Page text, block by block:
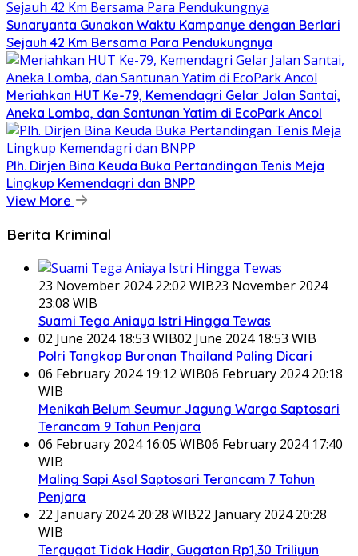
Sunaryanta Gunakan Waktu Kampanye dengan Berlari
Sejauh 42 Km Bersama Para Pendukungnya
Meriahkan HUT Ke-79, Kemendagri Gelar Jalan Santai,
Aneka Lomba, dan Santunan Yatim di EcoPark Ancol
Plh. Dirjen Bina Keuda Buka Pertandingan Tenis Meja
Lingkup Kemendagri dan BNPP
View More
Berita Kriminal
23 November 2024 22:02 WIB23 November 2024
23:08 WIB
Suami Tega Aniaya Istri Hingga Tewas
02 June 2024 18:53 WIB02 June 2024 18:53 WIB
Polri Tangkap Buronan Thailand Paling Dicari
06 February 2024 19:12 WIB06 February 2024 20:18
WIB
Menikah Belum Seumur Jagung Warga Saptosari
Terancam 9 Tahun Penjara
06 February 2024 16:05 WIB06 February 2024 17:40
WIB
Maling Sapi Asal Saptosari Terancam 7 Tahun
Penjara
22 January 2024 20:28 WIB22 January 2024 20:28
WIB
Tergugat Tidak Hadir, Gugatan Rp1,30 Triliyun